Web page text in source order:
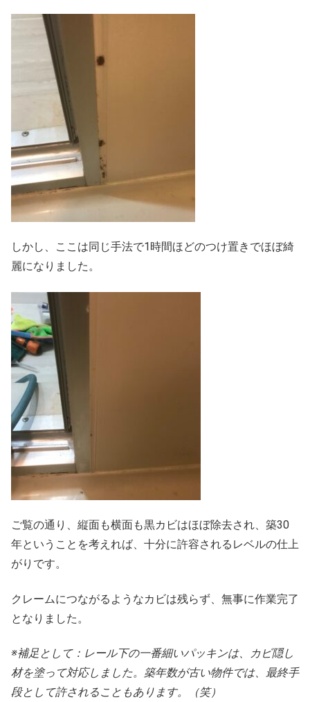
しかし、ここは同じ手法で1時間ほどのつけ置きでほぼ綺
麗になりました。
ご覧の通り、縦面も横面も黒カビはほぼ除去され、築30
年ということを考えれば、十分に許容されるレベルの仕上
がりです。
クレームにつながるようなカビは残らず、無事に作業完了
となりました。
※補足として：レール下の一番細いパッキンは、カビ隠し
材を塗って対応しました。築年数が古い物件では、最終手
段として許されることもあります。（笑）